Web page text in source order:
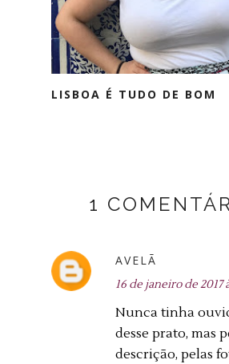
LISBOA É TUDO DE BOM
1
AVELÃ
16 de janeiro de 2017
Nunca tinha
desse prato, mas
descrição, pelas